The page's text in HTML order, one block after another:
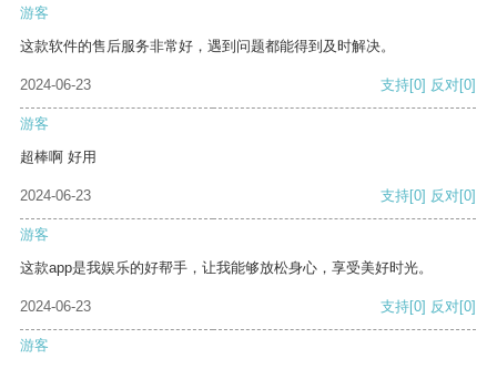
游客
这款软件的售后服务非常好，遇到问题都能得到及时解决。
2024-06-23 支持[0] 反对[0]
游客
超棒啊 好用
2024-06-23 支持[0] 反对[0]
游客
这款app是我娱乐的好帮手，让我能够放松身心，享受美好时光。
2024-06-23 支持[0] 反对[0]
游客